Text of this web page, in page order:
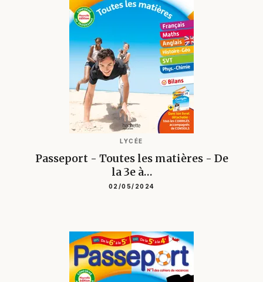
LYCÉE
Passeport - Toutes les matières - De
la 3e à…
02/05/2024